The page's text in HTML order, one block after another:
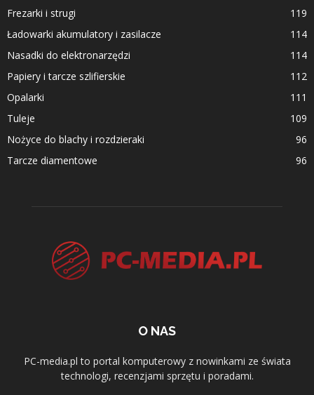
Frezarki i strugi
119
Ładowarki akumulatory i zasilacze
114
Nasadki do elektronarzędzi
114
Papiery i tarcze szlifierskie
112
Opalarki
111
Tuleje
109
Nożyce do blachy i rozdzieraki
96
Tarcze diamentowe
96
O NAS
PC-media.pl to portal komputerowy z nowinkami ze świata
technologi, recenzjami sprzętu i poradami.